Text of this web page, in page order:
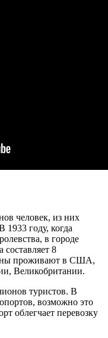
человек, из них
году, когда
в городе
8
проживают в США,
Великобритании.
туристов. В
возможно это
облегчает перевозку